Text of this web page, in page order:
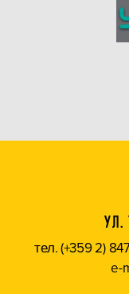
УЛ.
тел. (+359 2)
e-